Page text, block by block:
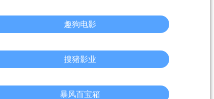
趣狗电影
搜猪影业
暴风百宝箱